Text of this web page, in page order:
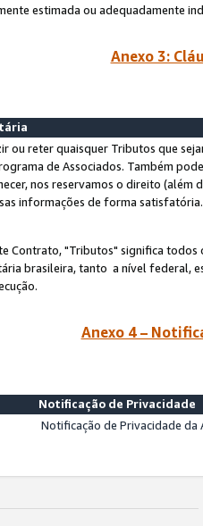
estimada ou adequadamente
Anexo 3:
ou reter quaisquer Tributos que
de Associados. Também
nos reservamos o direito (além
informações de forma
Contrato, "Tributos" significa
brasileira, tanto a nível federal,
Anexo 4 –
Notificação de Privacidade
Notificação de Privacidade